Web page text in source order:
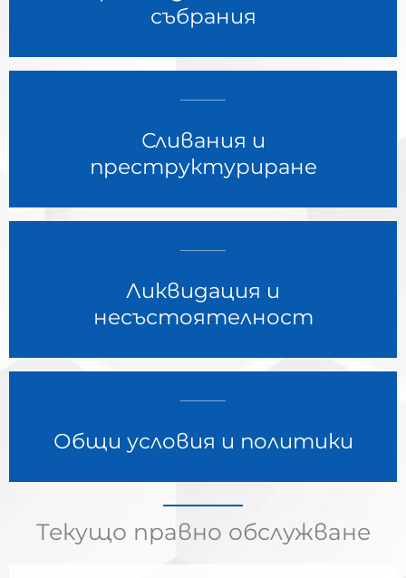
събрания
Сливания и
преструктуриране
Ликвидация и
несъстоятелност
Общи условия и политики
Текущо правно обслужване